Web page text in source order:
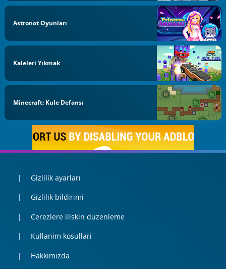
Astronot Oyunları
Kaleleri Yıkmak
Minecraft: Kule Defansı
Gizlilik ayarları
Gizlilik bildirimi
Cerezlere iliskin duzenleme
Kullanim kosullari
Hakkımızda